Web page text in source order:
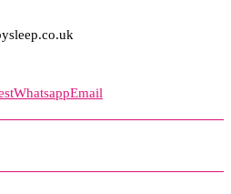
WhatsappEmail